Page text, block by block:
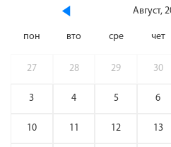
Август,
пон вто сре чет
27 28 29 30
3 4 5 6
10 11 12 13